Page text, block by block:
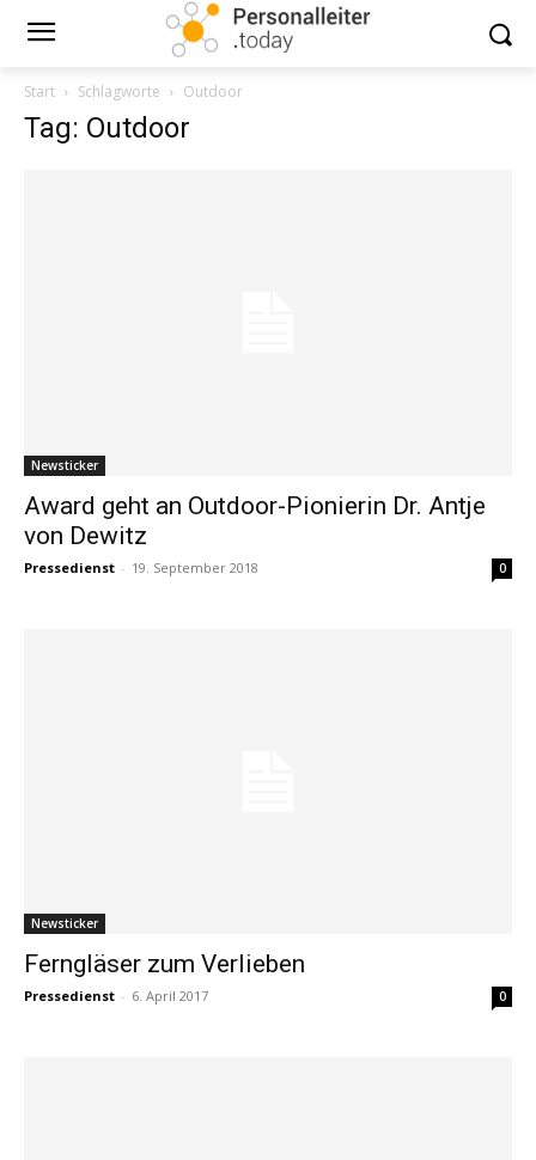
Start Schlagworte Outdoor
Tag: Outdoor
Newsticker
Award geht an Outdoor-Pionierin Dr. Antje
von Dewitz
Pressedienst - 19. September 2018 0
Newsticker
Ferngläser zum Verlieben
Pressedienst - 6. April 2017 0